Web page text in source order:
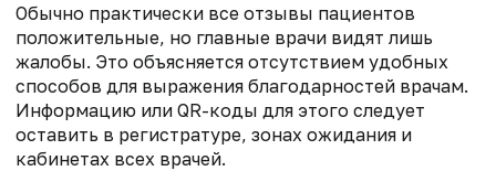
Обычно практически все отзывы пациентов
положительные, но главные врачи видят лишь
жалобы. Это объясняется отсутствием удобных
способов для выражения благодарностей врачам.
Информацию или QR-коды для этого следует
оставить в регистратуре, зонах ожидания и
кабинетах всех врачей.